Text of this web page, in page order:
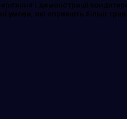
і демонстрації
умови, які сприяють більш